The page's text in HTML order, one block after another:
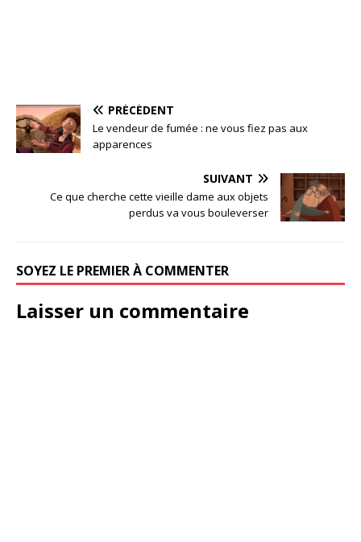
PRÉCÉDENT
Le vendeur de fumée : ne vous fiez pas aux
apparences
SUIVANT
Ce que cherche cette vieille dame aux objets
perdus va vous bouleverser
SOYEZ LE PREMIER À COMMENTER
Laisser un commentaire